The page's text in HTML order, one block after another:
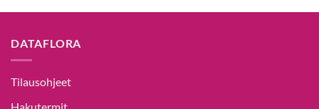
DATAFLORA
Tilausohjeet
Hakutermit